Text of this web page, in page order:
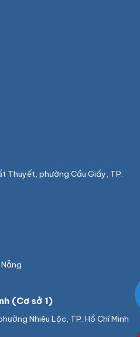
Thuyết, phường Cầu Giấy, TP.
(Cơ sở 1)
Nhiêu Lộc, TP. Hồ Chí Minh